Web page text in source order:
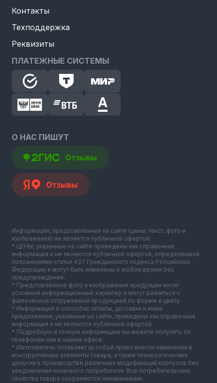
Контакты
Техподдержка
Реквизиты
ПЛАТЕЖНЫЕ СИСТЕМЫ
О НАС ПИШУТ
Информация, представленная на сайте (цены, текст, фото и
изображения) не является публичной офертой.
* ЦЕНЫ, указанные на сайте приведены как справочная
информация и не являются публичной офертой, определяемой
положениями статьи 437 Гражданского кодекса Российской
Федерации и могут быть изменены в любое время без
предупреждения.
* Представленное фото и изображения продукции носит
условный информационный характер и могут разниться с
фактической отгружаемой продукцией по форме и цвету.
* Информация о способах оплаты, доставки и иные
предложения, указанные на сайте, приведены как справочная
информация и не являются публичной офертой.
* Подробную и точную информацию вы можете получить по
телефонам или в нашем офисе.
* Изготовитель оставляет за собой право внести изменения в
конструктивные элементы товара, а также технологические
допуски в производстве различных модификаций корпусов без
уведомления конечного потребителя. Все потребительские
свойства товара сохраняются неизменными.